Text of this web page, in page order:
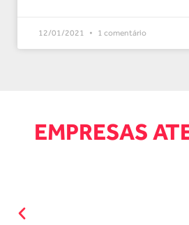
12/01/2021 1 comentário
EMPRESAS